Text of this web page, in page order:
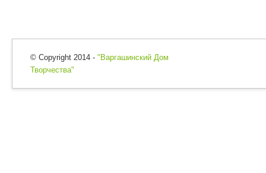
© Copyright 2014 - "Варгашинский Дом
Творчества"